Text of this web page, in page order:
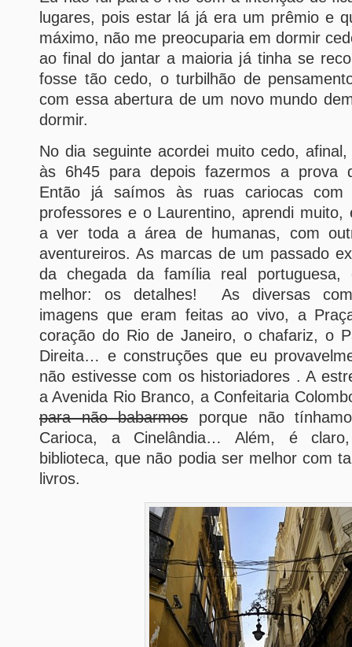
lugares, pois estar lá já era um prêmio e
máximo, não me preocuparia em dormir
ao final do jantar a maioria já tinha se
fosse tão cedo, o turbilhão de
com essa abertura de um novo mundo
dormir.
No dia seguinte acordei muito cedo,
às 6h45 para depois fazermos a prova
Então já saímos às ruas cariocas
professores e o Laurentino, aprendi muito,
a ver toda a área de humanas, com
aventureiros. As marcas de um passado
da chegada da família real
melhor: os detalhes! As diversas
imagens que eram feitas ao vivo, a
coração do Rio de Janeiro, o chafariz, o
Direita… e construções que eu
não estivesse com os historiadores . A
a Avenida Rio Branco, a Confeitaria
para não babarmosporque não
Carioca, a Cinelândia… Além, é
biblioteca, que não podia ser melhor com
livros.